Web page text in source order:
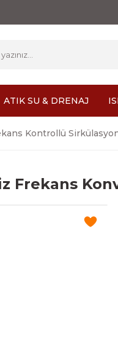
ATIK SU & DRENAJ
Kontrollü
Frekans